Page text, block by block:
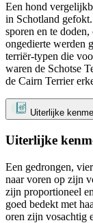
Een hond
in Schotland
sporen en te
ongedierte werden
terriër-typen die
waren de Schotse
de Cairn Terrier
Uiterlijke
Uiterlijke
Een gedrongen,
naar voren op zijn
zijn proportioneel
goed bedekt met
oren zijn vosachtig